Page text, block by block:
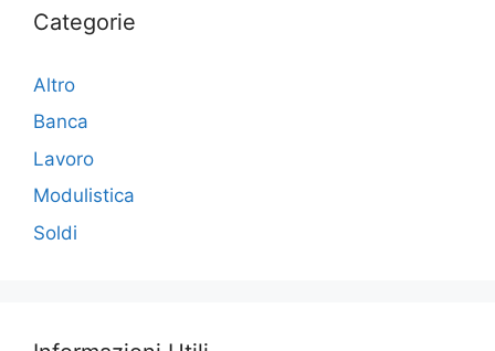
Categorie
Altro
Banca
Lavoro
Modulistica
Soldi